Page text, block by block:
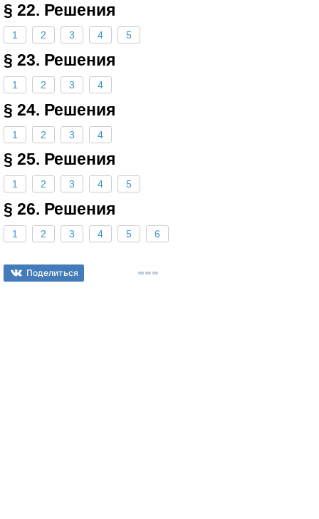
§ 22. Решения
1 2 3 4 5
§ 23. Решения
1 2 3 4
§ 24. Решения
1 2 3 4
§ 25. Решения
1 2 3 4 5
§ 26. Решения
1 2 3 4 5 6
Поделиться